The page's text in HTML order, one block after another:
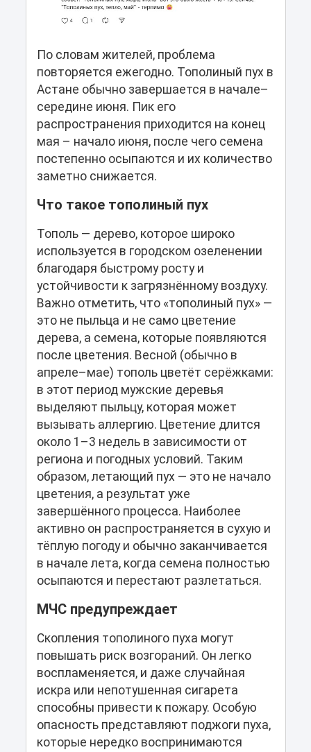
По словам жителей, проблема
повторяется ежегодно. Тополиный пух в
Астане обычно завершается в начале–
середине июня. Пик его
распространения приходится на конец
мая – начало июня, после чего семена
постепенно осыпаются и их количество
заметно снижается.
Что такое тополиный пух
Тополь — дерево, которое широко
используется в городском озеленении
благодаря быстрому росту и
устойчивости к загрязнённому воздуху.
Важно отметить, что «тополиный пух» —
это не пыльца и не само цветение
дерева, а семена, которые появляются
после цветения. Весной (обычно в
апреле–мае) тополь цветёт серёжками:
в этот период мужские деревья
выделяют пыльцу, которая может
вызывать аллергию. Цветение длится
около 1–3 недель в зависимости от
региона и погодных условий. Таким
образом, летающий пух — это не начало
цветения, а результат уже
завершённого процесса. Наиболее
активно он распространяется в сухую и
тёплую погоду и обычно заканчивается
в начале лета, когда семена полностью
осыпаются и перестают разлетаться.
МЧС предупреждает
Скопления тополиного пуха могут
повышать риск возгораний. Он легко
воспламеняется, и даже случайная
искра или непотушенная сигарета
способны привести к пожару. Особую
опасность представляют поджоги пуха,
которые нередко воспринимаются